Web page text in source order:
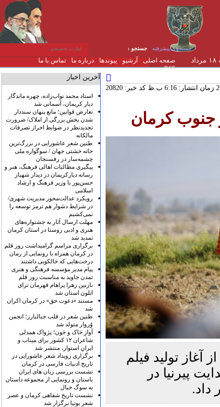
جستجوی پیشرفته جستجو :
صفحه اصلی آرشیو پیوندها درباره ما
تماس با ما
RSS
یکشنبه ۱۸ مرداد
کد خبر: 20820
جنوب کرمان
تولید فیلم
پیرنیا در
داد.
آخرین اخبار
استاد محمد نواب‌زاده، چهره ماندگار
دیار کریمان، آسمانی شد
تعارض قوانین؛ مانع پنهان سنددار
شدن بخش بزرگی از املاک/ ضرورت
تجدیدنظر در ضوابط احراز تصرفات
مالکانه
طنین شعر عاشورایی در بزرگ‌ترین
خانه خشتی جهان / سوگواره ملی
چشمه‌سار در رفسنجان
پیگیری مطالبات اهالی فرهنگ، هنر و
رسانه دیارکریمان در دیدار شهباز
حسن‌پور با وزیر فرهنگ و ارشاد
اسلامی
رویکرد عدالت‌محور مدیریت شهری/
در شرایط دشوار هم ترمز توسعه را
نمی‌کشیم
مهلت ارسال آثار به جشنواره‌های
هنری و ادبی روستا در استان کرمان
تمدید شد
برگزاری مراسم گرامیداشت روز قلم
در کرمان همراه با رونمایی از رمان
درخت‌هایی که خالکوبی داشتند
پیام مدیر مؤسسه فرهنگی و هنری
تمدن جاوید به مناسبت روز قلم
نازنین زهرا پراهام قهرمان ترای
اتلون استان شد
مستند «دعوت حق» در کرمان اکران
شد
طنین شعر در قلب جبالبارز؛ انجمن
وُروار متولد شد
آوازِ خاک و خون؛ پژواک همدلی
شاعران ۱۲ کشور برای میناب و
ایرانِ استوار، منتشر شد
برگزاری رویداد شعر عاشورایی در
تاریخ ادبیات فارسی در کرمان
نشست بررسی زبان های ایران
باستان و رونمایی از مجموعه داستان
به سوگ خیال
نشست تاریخ شفاهی کرمان و عصر
شعر بوتیا برگزار شد